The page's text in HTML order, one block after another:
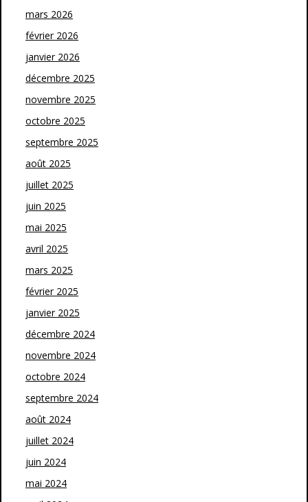
mars 2026
février 2026
janvier 2026
décembre 2025
novembre 2025
octobre 2025
septembre 2025
août 2025
juillet 2025
juin 2025
mai 2025
avril 2025
mars 2025
février 2025
janvier 2025
décembre 2024
novembre 2024
octobre 2024
septembre 2024
août 2024
juillet 2024
juin 2024
mai 2024